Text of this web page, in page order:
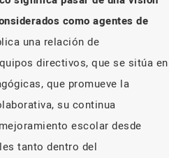
como agentes de
una relación de
directivos, que se sitúa en
que promueve la
su continua
escolar desde
tanto dentro del